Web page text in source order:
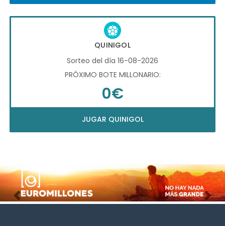
QUINIGOL
Sorteo del día 16-08-2026
PRÓXIMO BOTE MILLONARIO:
0€
JUGAR QUINIGOL
Imagen anterior